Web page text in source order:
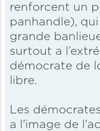
renforcent un
panhandle),
grande
surtout a
démocrate de
libre.
Les
a l'image de